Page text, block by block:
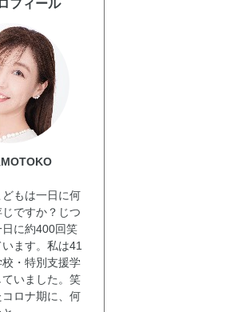
フィール
もは一日に何
ですか？じつ
に約400回笑
ます。私は41
・特別支援学
いました。笑
ロナ期に、何